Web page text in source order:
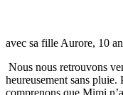
avec sa fille Aurore, 10
Nous nous retrouvons
heureusement sans
comprenons que Mimi n’a